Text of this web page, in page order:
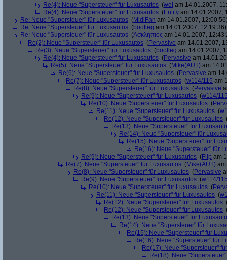
Re(4): Neue "Supersteuer" für Luxusautos (wol am 14.01.2007,
Re(4): Neue "Supersteuer" für Luxusautos (Entity am 14.01.2007,
Re: Neue "Supersteuer" für Luxusautos (MidiFan am 14.01.2007,
Re: Neue "Supersteuer" für Luxusautos (bootleg am 14.01.2007, 12:19:36)
Re: Neue "Supersteuer" für Luxusautos (Ἀσκληπιός am 14.01.2007,
Re(2): Neue "Supersteuer" für Luxusautos (Pervasive am 14.01.2007,
Re(3): Neue "Supersteuer" für Luxusautos (bootleg am 14.01.2007,
Re(4): Neue "Supersteuer" für Luxusautos (Pervasive am
Re(5): Neue "Supersteuer" für Luxusautos (Mike(AUT) am
Re(6): Neue "Supersteuer" für Luxusautos (Pervasive am
Re(7): Neue "Supersteuer" für Luxusautos (w114/115 am
Re(8): Neue "Supersteuer" für Luxusautos (Pervasive
Re(9): Neue "Supersteuer" für Luxusautos (w114/
Re(10): Neue "Supersteuer" für Luxusautos (
Re(11): Neue "Supersteuer" für Luxusautos (
Re(12): Neue "Supersteuer" für Luxusautos
Re(13): Neue "Supersteuer" für
Re(14): Neue "Supersteuer" für
Re(15): Neue "Supersteuer" für
Re(16): Neue "Supersteuer" für
Re(9): Neue "Supersteuer" für Luxusautos (Flip am
Re(7): Neue "Supersteuer" für Luxusautos (Mike(AUT)
Re(8): Neue "Supersteuer" für Luxusautos (Pervasive
Re(9): Neue "Supersteuer" für Luxusautos (w114/
Re(10): Neue "Supersteuer" für Luxusautos (
Re(11): Neue "Supersteuer" für Luxusautos (
Re(12): Neue "Supersteuer" für Luxusautos
Re(12): Neue "Supersteuer" für Luxusautos
Re(13): Neue "Supersteuer" für
Re(14): Neue "Supersteuer" für
Re(15): Neue "Supersteuer" für
Re(16): Neue "Supersteuer" für
Re(17): Neue "Supersteuer"
Re(18): Neue